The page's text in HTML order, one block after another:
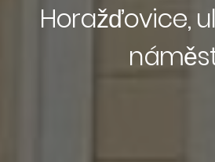
Horažďovice,